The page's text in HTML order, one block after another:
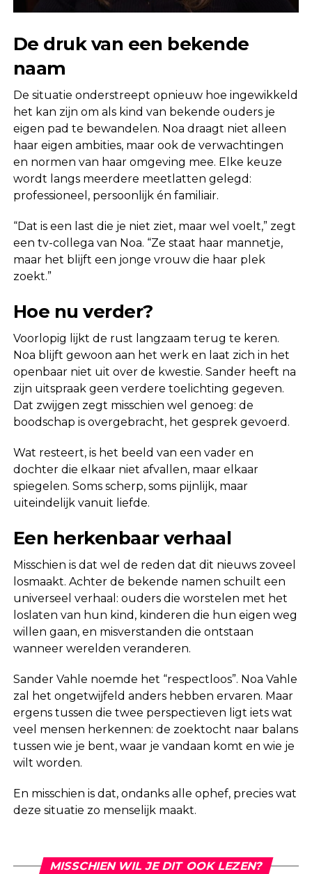
De druk van een bekende
naam
De situatie onderstreept opnieuw hoe ingewikkeld
het kan zijn om als kind van bekende ouders je
eigen pad te bewandelen. Noa draagt niet alleen
haar eigen ambities, maar ook de verwachtingen
en normen van haar omgeving mee. Elke keuze
wordt langs meerdere meetlatten gelegd:
professioneel, persoonlijk én familiair.
“Dat is een last die je niet ziet, maar wel voelt,” zegt
een tv-collega van Noa. “Ze staat haar mannetje,
maar het blijft een jonge vrouw die haar plek
zoekt.”
Hoe nu verder?
Voorlopig lijkt de rust langzaam terug te keren.
Noa blijft gewoon aan het werk en laat zich in het
openbaar niet uit over de kwestie. Sander heeft na
zijn uitspraak geen verdere toelichting gegeven.
Dat zwijgen zegt misschien wel genoeg: de
boodschap is overgebracht, het gesprek gevoerd.
Wat resteert, is het beeld van een vader en
dochter die elkaar niet afvallen, maar elkaar
spiegelen. Soms scherp, soms pijnlijk, maar
uiteindelijk vanuit liefde.
Een herkenbaar verhaal
Misschien is dat wel de reden dat dit nieuws zoveel
losmaakt. Achter de bekende namen schuilt een
universeel verhaal: ouders die worstelen met het
loslaten van hun kind, kinderen die hun eigen weg
willen gaan, en misverstanden die ontstaan
wanneer werelden veranderen.
Sander Vahle noemde het “respectloos”. Noa Vahle
zal het ongetwijfeld anders hebben ervaren. Maar
ergens tussen die twee perspectieven ligt iets wat
veel mensen herkennen: de zoektocht naar balans
tussen wie je bent, waar je vandaan komt en wie je
wilt worden.
En misschien is dat, ondanks alle ophef, precies wat
deze situatie zo menselijk maakt.
MISSCHIEN WIL JE DIT OOK LEZEN?